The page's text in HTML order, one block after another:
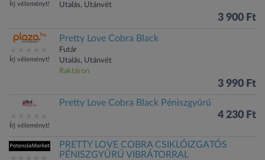
Írj véleményt!
Utalás, Utánvét
3 900 Ft
Írj véleményt!
Pretty Love Cobra Black
Futár
Utalás, Utánvét
Raktáron
3 990 Ft
Írj véleményt!
Pretty Love Cobra Black Péniszgyűrű
4 230 Ft
PRETTY LOVE COBRA CSIKLÓIZGATÓS
PÉNISZGYŰRŰ VIBRÁTORRAL